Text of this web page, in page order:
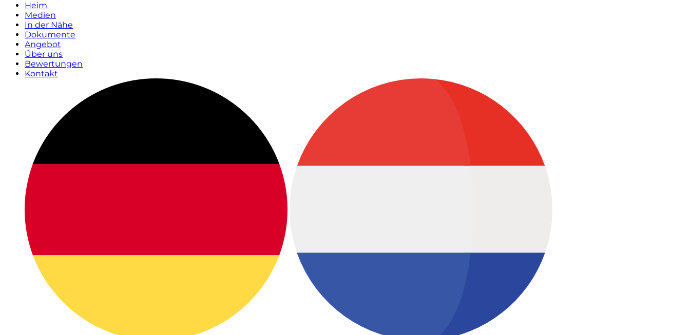
Heim
Medien
In der Nähe
Dokumente
Angebot
Über uns
Bewertungen
Kontakt